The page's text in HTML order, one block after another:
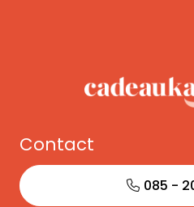
de ontvanger ook is, met
Douglas
kopen
Contact
085 -